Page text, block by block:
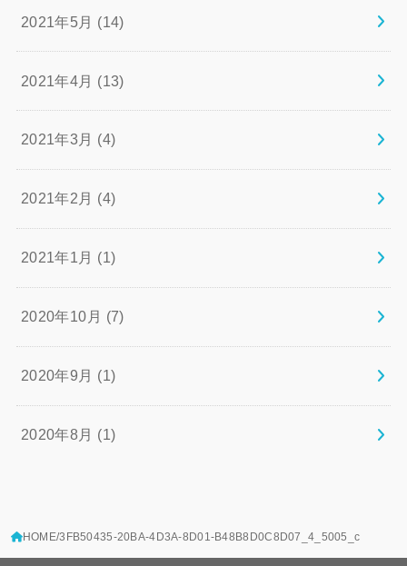
2021年5月 (14)
2021年4月 (13)
2021年3月 (4)
2021年2月 (4)
2021年1月 (1)
2020年10月 (7)
2020年9月 (1)
2020年8月 (1)
HOME 3FB50435-20BA-4D3A-8D01-B48B8D0C8D07_4_5005_c